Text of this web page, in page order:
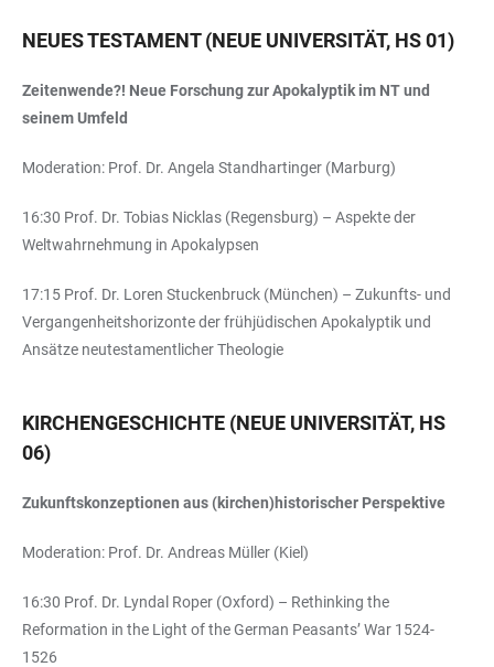
NEUES TESTAMENT (NEUE UNIVERSITÄT, HS 01)
Zeitenwende?! Neue Forschung zur Apokalyptik im NT und
seinem Umfeld
Moderation: Prof. Dr. Angela Standhartinger (Marburg)
16:30 Prof. Dr. Tobias Nicklas (Regensburg) – Aspekte der
Weltwahrnehmung in Apokalypsen
17:15 Prof. Dr. Loren Stuckenbruck (München) – Zukunfts- und
Vergangenheitshorizonte der frühjüdischen Apokalyptik und
Ansätze neutestamentlicher Theologie
KIRCHENGESCHICHTE (NEUE UNIVERSITÄT, HS
06)
Zukunftskonzeptionen aus (kirchen)historischer Perspektive
Moderation: Prof. Dr. Andreas Müller (Kiel)
16:30 Prof. Dr. Lyndal Roper (Oxford) – Rethinking the
Reformation in the Light of the German Peasants’ War 1524-
1526